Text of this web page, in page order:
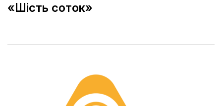
«Шість соток»